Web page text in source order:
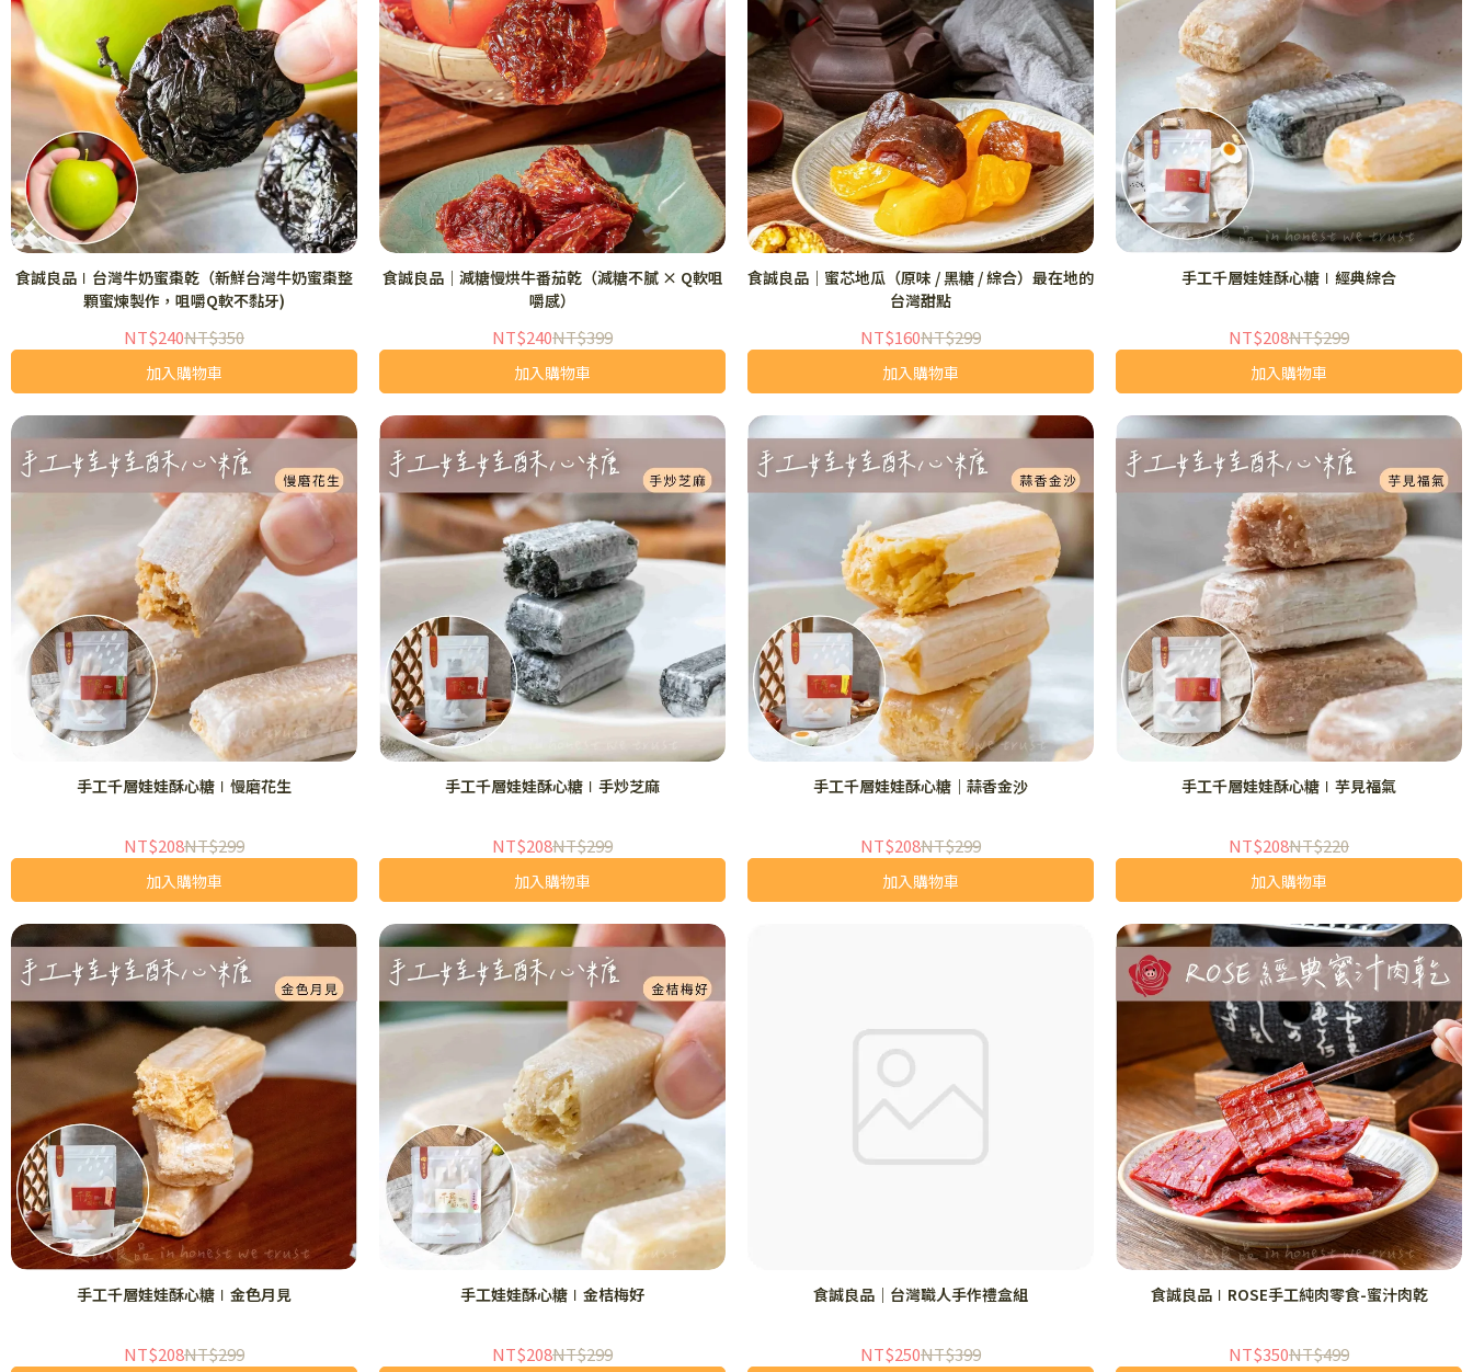
食誠良品∣台灣牛奶蜜棗乾（新鮮台灣牛奶蜜棗整
顆蜜煉製作，咀嚼Q軟不黏牙)
NT$240NT$350
加入購物車
食誠良品｜減糖慢烘牛番茄乾（減糖不膩 × Q軟咀
嚼感）
NT$240NT$399
加入購物車
食誠良品｜蜜芯地瓜（原味 / 黑糖 / 綜合）最在地的
台灣甜點
NT$160NT$299
加入購物車
手工千層娃娃酥心糖∣經典綜合
NT$208NT$299
加入購物車
手工千層娃娃酥心糖∣慢磨花生
NT$208NT$299
加入購物車
手工千層娃娃酥心糖∣手炒芝麻
NT$208NT$299
加入購物車
手工千層娃娃酥心糖｜蒜香金沙
NT$208NT$299
加入購物車
手工千層娃娃酥心糖∣芋見福氣
NT$208NT$220
加入購物車
手工千層娃娃酥心糖∣金色月見
NT$208NT$299
手工娃娃酥心糖∣金桔梅好
NT$208NT$299
食誠良品｜台灣職人手作禮盒組
NT$250NT$399
食誠良品∣ROSE手工純肉零食-蜜汁肉乾
NT$350NT$499